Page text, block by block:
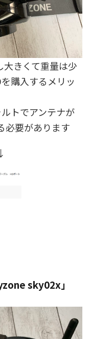
大きくて重量は少
購入するメリッ
トでアンテナが
必要があります
sky02x」